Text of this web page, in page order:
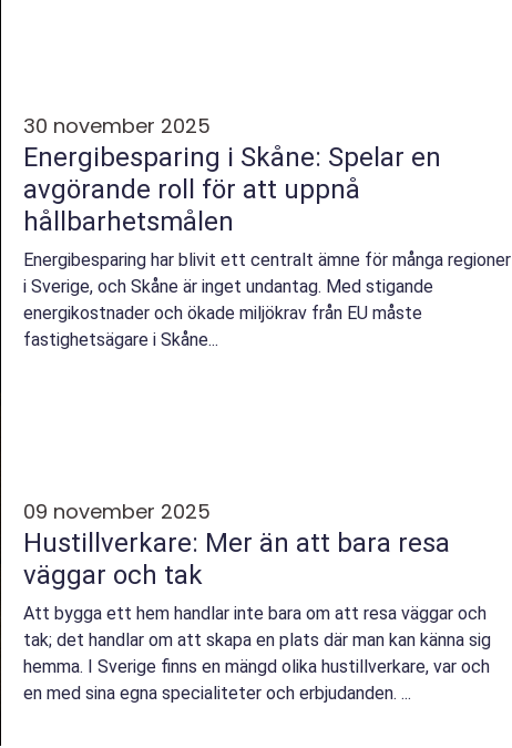
30 november 2025
Energibesparing i Skåne: Spelar en
avgörande roll för att uppnå
hållbarhetsmålen
Energibesparing har blivit ett centralt ämne för många regioner
i Sverige, och Skåne är inget undantag. Med stigande
energikostnader och ökade miljökrav från EU måste
fastighetsägare i Skåne...
09 november 2025
Hustillverkare: Mer än att bara resa
väggar och tak
Att bygga ett hem handlar inte bara om att resa väggar och
tak; det handlar om att skapa en plats där man kan känna sig
hemma. I Sverige finns en mängd olika hustillverkare, var och
en med sina egna specialiteter och erbjudanden. ...